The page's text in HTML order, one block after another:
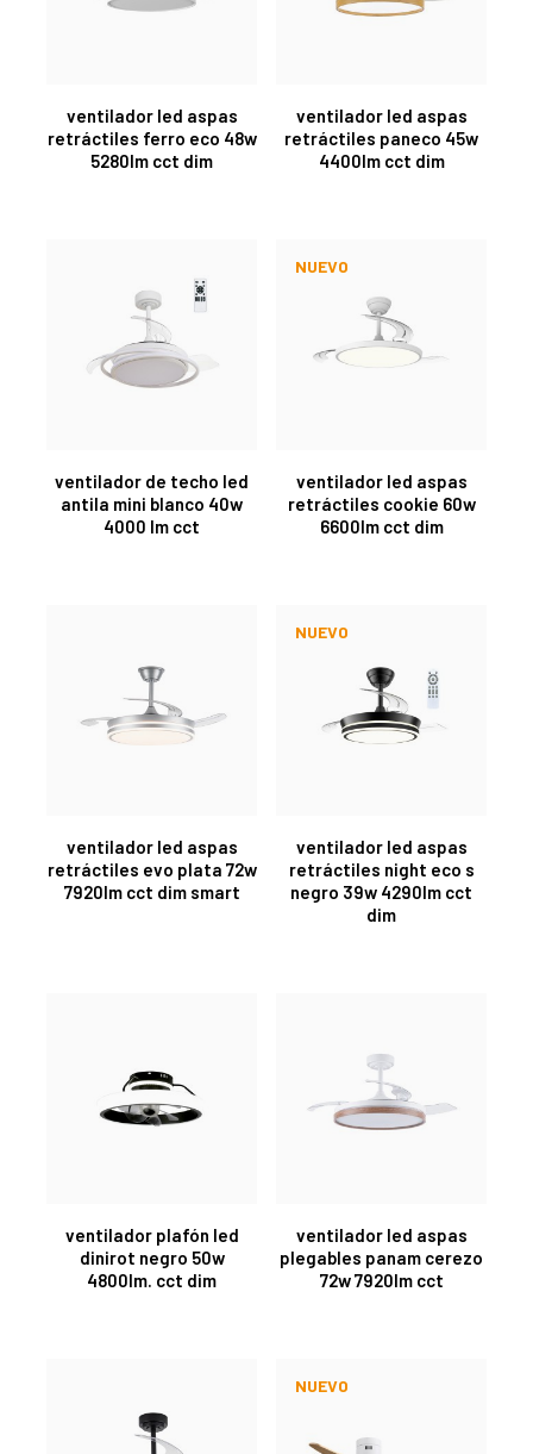
ventilador led aspas
retráctiles ferro eco 48w
5280lm cct dim
ventilador led aspas
retráctiles paneco 45w
4400lm cct dim
ventilador de techo led
antila mini blanco 40w
4000 lm cct
ventilador led aspas
retráctiles cookie 60w
6600lm cct dim
NUEVO
ventilador led aspas
retráctiles evo plata 72w
7920lm cct dim smart
ventilador led aspas
retráctiles night eco s
negro 39w 4290lm cct
dim
NUEVO
ventilador plafón led
dinirot negro 50w
4800lm. cct dim
ventilador led aspas
plegables panam cerezo
72w 7920lm cct
NUEVO